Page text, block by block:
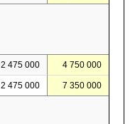
2 475 000 4 750 000
2 475 000 7 350 000